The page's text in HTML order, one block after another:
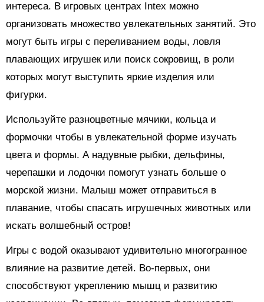
интереса. В игровых центрах Intex можно
организовать множество увлекательных занятий. Это
могут быть игры с переливанием воды, ловля
плавающих игрушек или поиск сокровищ, в роли
которых могут выступить яркие изделия или
фигурки.
Используйте разноцветные мячики, кольца и
формочки чтобы в увлекательной форме изучать
цвета и формы. А надувные рыбки, дельфины,
черепашки и лодочки помогут узнать больше о
морской жизни. Малыш может отправиться в
плавание, чтобы спасать игрушечных животных или
искать волшебный остров!
Игры с водой оказывают удивительно многогранное
влияние на развитие детей. Во-первых, они
способствуют укреплению мышц и развитию